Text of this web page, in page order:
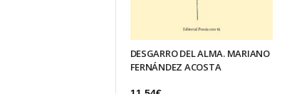
DESGARRO DEL ALMA. MARIANO
FERNÁNDEZ ACOSTA